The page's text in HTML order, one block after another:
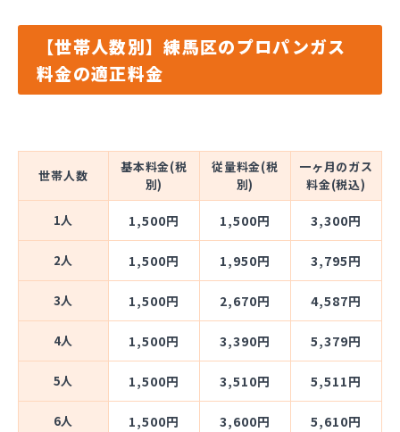
【世帯人数別】練馬区のプロパンガス
料金の適正料金
世帯人数
基本料金(税
別)
従量料金(税
別)
一ヶ月のガス
料金(税込)
1人 1,500円 1,500円 3,300円
2人 1,500円 1,950円 3,795円
3人 1,500円 2,670円 4,587円
4人 1,500円 3,390円 5,379円
5人 1,500円 3,510円 5,511円
6人 1,500円 3,600円 5,610円